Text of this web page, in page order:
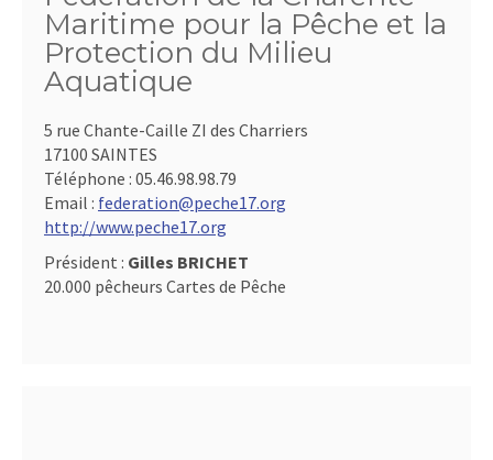
Maritime pour la Pêche et la
Protection du Milieu
Aquatique
5 rue Chante-Caille ZI des Charriers
17100 SAINTES
Téléphone : 05.46.98.98.79
Email : federation@peche17.org
http://www.peche17.org
Président : Gilles BRICHET
20.000 pêcheurs Cartes de Pêche